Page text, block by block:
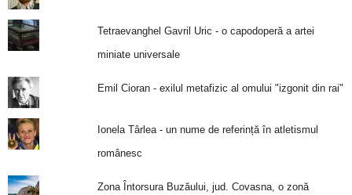
Tetraevanghel Gavril Uric - o capodoperă a artei
miniate universale
Emil Cioran - exilul metafizic al omului "izgonit din rai"
Ionela Târlea - un nume de referință în atletismul
românesc
Zona Întorsura Buzăului, jud. Covasna, o zonă